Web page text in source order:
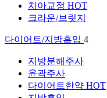
치아교정 HOT
크라운/브릿지
다이어트/지방흡입 4
지방분해주사
윤곽주사
다이어트한약 HOT